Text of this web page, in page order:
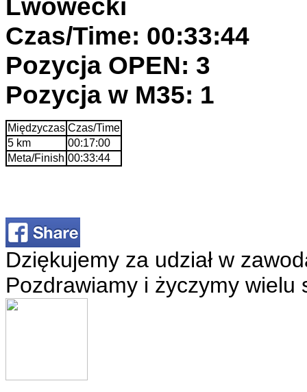
Lwówecki
Czas/Time: 00:33:44
Pozycja OPEN: 3
Pozycja w M35: 1
Międzyczas Czas/Time
5 km
00:17:00
Meta/Finish 00:33:44
Dziękujemy za udział w
Pozdrawiamy i życzymy wielu